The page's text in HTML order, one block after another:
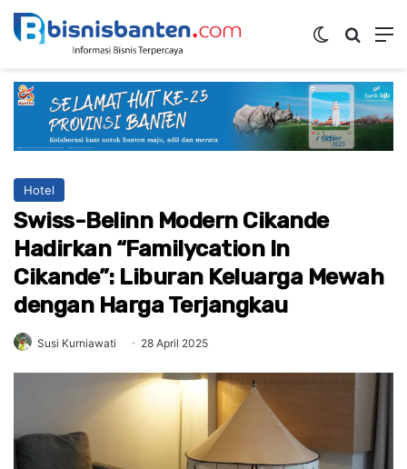
Switch skin
Hotel
Swiss-Belinn Modern Cikande
Hadirkan “Familycation In
Cikande”: Liburan Keluarga Mewah
dengan Harga Terjangkau
Susi Kurniawati 28 April 2025